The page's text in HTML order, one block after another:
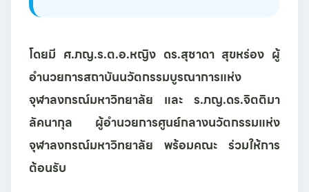
โดยมี ศ.ภญ.ร.ต.อ.หญิง ดร.สุชาดา สุขหร่อง ผู้
อำนวยการสถาบันนวัตกรรมบูรณาการแห่ง
จุฬาลงกรณ์มหาวิทยาลัย และ ร.ภญ.ดร.จิตติมา
ลัคนากุล ผู้อำนวยการศูนย์กลางนวัตกรรมแห่ง
จุฬาลงกรณ์มหาวิทยาลัย พร้อมคณะ ร่วมให้การ
ต้อนรับ